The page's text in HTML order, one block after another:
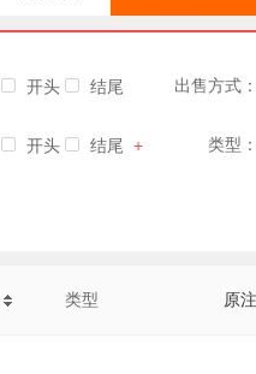
开头 结尾 出售方式
开头 结尾 + 类型
类型 原